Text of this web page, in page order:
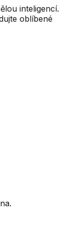
inteligencí.
oblíbené